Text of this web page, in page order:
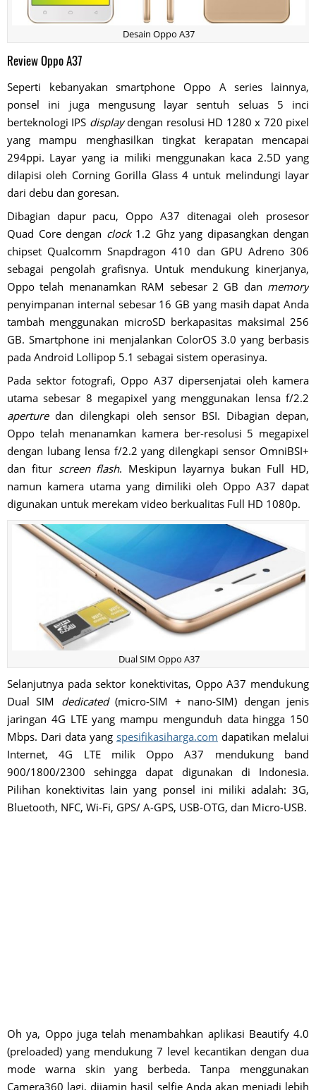
Desain Oppo A37
Review Oppo A37
Seperti kebanyakan smartphone Oppo A series lainnya,
ponsel ini juga mengusung layar sentuh seluas 5 inci
berteknologi IPS displaydengan resolusi HD 1280 x 720 pixel
yang mampu menghasilkan tingkat kerapatan mencapai
294ppi. Layar yang ia miliki menggunakan kaca 2.5D yang
dilapisi oleh Corning Gorilla Glass 4 untuk melindungi layar
dari debu dan goresan.
Dibagian dapur pacu, Oppo A37 ditenagai oleh prosesor
Quad Core dengan clock1.2 Ghz yang dipasangkan dengan
chipset Qualcomm Snapdragon 410 dan GPU Adreno 306
sebagai pengolah grafisnya. Untuk mendukung kinerjanya,
Oppo telah menanamkan RAM sebesar 2 GB dan memory
penyimpanan internal sebesar 16 GB yang masih dapat Anda
tambah menggunakan microSD berkapasitas maksimal 256
GB. Smartphone ini menjalankan ColorOS 3.0 yang berbasis
pada Android Lollipop 5.1 sebagai sistem operasinya.
Pada sektor fotografi, Oppo A37 dipersenjatai oleh kamera
utama sebesar 8 megapixel yang menggunakan lensa f/2.2
aperturedan dilengkapi oleh sensor BSI. Dibagian depan,
Oppo telah menanamkan kamera ber-resolusi 5 megapixel
dengan lubang lensa f/2.2 yang dilengkapi sensor OmniBSI+
dan fitur screen flash. Meskipun layarnya bukan Full HD,
namun kamera utama yang dimiliki oleh Oppo A37 dapat
digunakan untuk merekam video berkualitas Full HD 1080p.
Dual SIM Oppo A37
Selanjutnya pada sektor konektivitas, Oppo A37 mendukung
Dual SIM dedicated(micro-SIM + nano-SIM) dengan jenis
jaringan 4G LTE yang mampu mengunduh data hingga 150
Mbps. Dari data yang spesifikasiharga.com dapatikan melalui
Internet, 4G LTE milik Oppo A37 mendukung band
900/1800/2300 sehingga dapat digunakan di Indonesia.
Pilihan konektivitas lain yang ponsel ini miliki adalah: 3G,
Bluetooth, NFC, Wi-Fi, GPS/ A-GPS, USB-OTG, dan Micro-USB.
Oh ya, Oppo juga telah menambahkan aplikasi Beautify 4.0
(preloaded) yang mendukung 7 level kecantikan dengan dua
mode warna skin yang berbeda. Tanpa menggunakan
Camera360 lagi, dijamin hasil selfie Anda akan menjadi lebih